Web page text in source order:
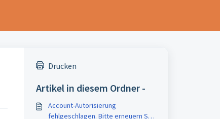
Drucken
Artikel in diesem Ordner -
Account-Autorisierung
fehlgeschlagen. Bitte erneuern Sie